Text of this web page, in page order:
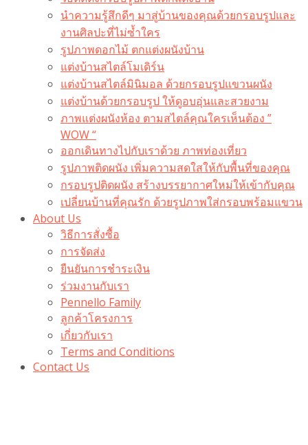
นำความรู้สึกดีๆ มาสู่บ้านของคุณด้วยกรอบรูปและ
งานศิลปะที่ไม่ซ้ำใคร
รูปภาพดอกไม้ ตกแต่งผนังบ้าน
แต่งบ้านสไตล์โมเดิร์น
แต่งบ้านสไตล์มินิมอล ด้วยกรอบรูปแขวนผนัง
แต่งบ้านด้วยกรอบรูป ให้ดูอบอุ่นและสวยงาม
ภาพแต่งผนังห้อง ตามสไตล์คุณใครเห็นต้อง ”
WOW “
ออกเดินทางไปกับเราด้วย ภาพท่องเที่ยว
รูปภาพติดผนัง เพิ่มความสดใสให้กับพื้นที่ของคุณ
กรอบรูปติดผนัง สร้างบรรยากาศใหม่ให้เข้ากับคุณ
เปลี่ยนบ้านที่คุณรัก ด้วยรูปภาพใส่กรอบพร้อมแขวน​
About Us
วิธีการสั่งซื้อ
การจัดส่ง
ยืนยันการชำระเงิน
ร่วมงานกับเรา
Pennello Family
ลูกค้าโครงการ
เกี่ยวกับเรา
Terms and Conditions
Contact Us